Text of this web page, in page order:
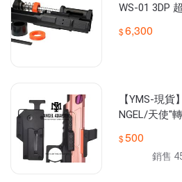
WS-01 3DP
R）
6,300
【YMS-現貨
NGEL/天使"
500
銷售